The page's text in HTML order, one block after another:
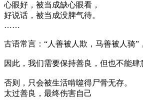
心眼好，被当成缺心眼看，
好说话，被当成没脾气待。
……
古语常言：“人善被人欺，马善被人骑”
因此，我们需要保持善良，但也不能肆
否则，只会被生活啃噬得尸骨无存。
太过善良，最终伤害自己